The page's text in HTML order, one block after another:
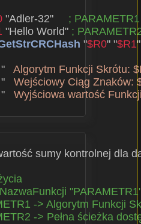
"Adler-32" ; PARAMETR1
"Hello World" ;
"$R0" "$R1"
" Algorytm Funkcji Skrótu:
" Wejściowy Ciąg Znaków:
" Wyjściowa wartość
sumy kontrolnej dla
-> Algorytm Funkcji
-> Pełna ścieżka